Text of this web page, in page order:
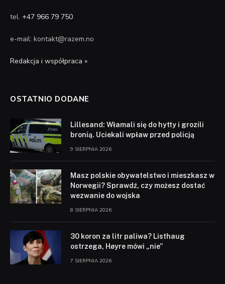
tel. +47 966 79 750
e-mail: kontakt@razem.no
Redakcja i współpraca »
OSTATNIO DODANE
Lillesand: Włamali się do hytty i grozili
bronią. Uciekali wpław przed policją
9 SIERPNIA 2026
Masz polskie obywatelstwo i mieszkasz w
Norwegii? Sprawdź, czy możesz dostać
wezwanie do wojska
8 SIERPNIA 2026
30 koron za litr paliwa? Listhaug
ostrzega, Høyre mówi „nie”
7 SIERPNIA 2026